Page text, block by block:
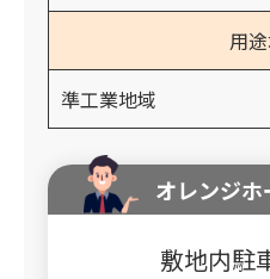
用
準工業地域
オレンジホ
敷地内駐